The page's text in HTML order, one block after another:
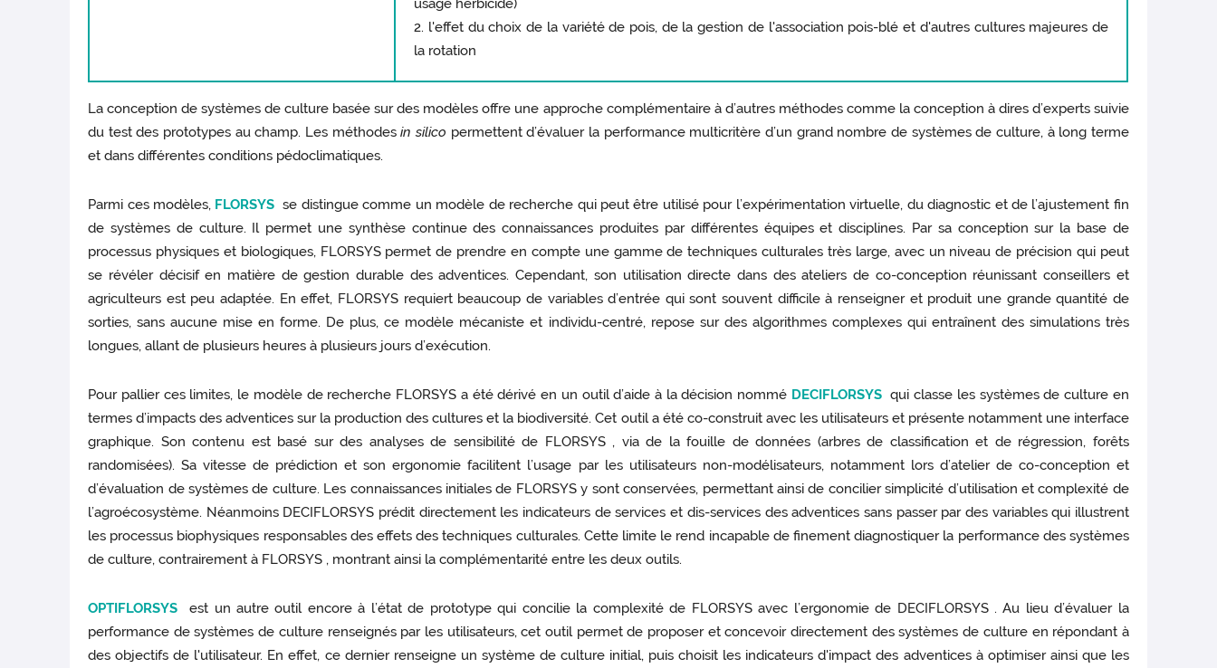
usage herbicide)
2. l'effet du choix de la variété de pois, de la gestion de l'association pois-blé et d'autres cultures majeures de
la rotation
La conception de systèmes de culture basée sur des modèles offre une approche complémentaire à d’autres méthodes comme la conception à dires d’experts suivie
du test des prototypes au champ. Les méthodesin silico permettent d’évaluer la performance multicritère d’un grand nombre de systèmes de culture, à long terme
et dans différentes conditions pédoclimatiques.
Parmi ces modèles, FLORSYS se distingue comme un modèle de recherche qui peut être utilisé pour l’expérimentation virtuelle, du diagnostic et de l’ajustement fin
de systèmes de culture. Il permet une synthèse continue des connaissances produites par différentes équipes et disciplines. Par sa conception sur la base de
processus physiques et biologiques, FLORSYS permet de prendre en compte une gamme de techniques culturales très large, avec un niveau de précision qui peut
se révéler décisif en matière de gestion durable des adventices. Cependant, son utilisation directe dans des ateliers de co-conception réunissant conseillers et
agriculteurs est peu adaptée. En effet, FLORSYS requiert beaucoup de variables d’entrée qui sont souvent difficile à renseigner et produit une grande quantité de
sorties, sans aucune mise en forme. De plus, ce modèle mécaniste et individu-centré, repose sur des algorithmes complexes qui entraînent des simulations très
longues, allant de plusieurs heures à plusieurs jours d’exécution.
Pour pallier ces limites, le modèle de recherche FLORSYS a été dérivé en un outil d’aide à la décision nommé DECIFLORSYSqui classe les systèmes de culture en
termes d’impacts des adventices sur la production des cultures et la biodiversité. Cet outil a été co-construit avec les utilisateurs et présente notamment une interface
graphique. Son contenu est basé sur des analyses de sensibilité de FLORSYS , via de la fouille de données (arbres de classification et de régression, forêts
randomisées). Sa vitesse de prédiction et son ergonomie facilitent l’usage par les utilisateurs non-modélisateurs, notamment lors d’atelier de co-conception et
d’évaluation de systèmes de culture. Les connaissances initiales de FLORSYS y sont conservées, permettant ainsi de concilier simplicité d’utilisation et complexité de
l’agroécosystème. Néanmoins DECIFLORSYS prédit directement les indicateurs de services et dis-services des adventices sans passer par des variables qui illustrent
les processus biophysiques responsables des effets des techniques culturales. Cette limite le rend incapable de finement diagnostiquer la performance des systèmes
de culture, contrairement à FLORSYS , montrant ainsi la complémentarité entre les deux outils.
OPTIFLORSYS
est un autre outil encore à l’état de prototype qui concilie la complexité de FLORSYS avec l’ergonomie de DECIFLORSYS . Au lieu d’évaluer la
performance de systèmes de culture renseignés par les utilisateurs, cet outil permet de proposer et concevoir directement des systèmes de culture en répondant à
des objectifs de l'utilisateur. En effet, ce dernier renseigne un système de culture initial, puis choisit les indicateurs d'impact des adventices à optimiser ainsi que les